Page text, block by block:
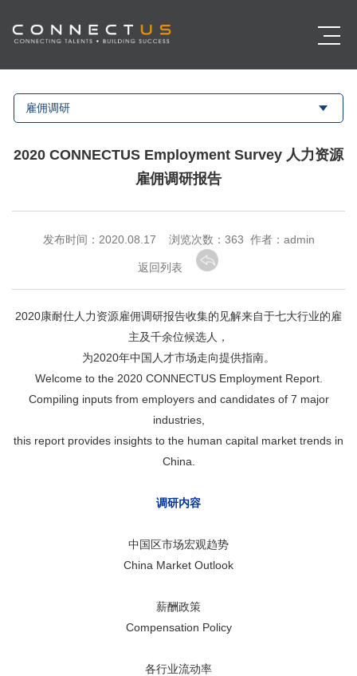
雇佣调研
2020 CONNECTUS Employment Survey 人力资源
雇佣调研报告
发布时间：2020.08.17 浏览次数： 363 作者：admin
返回列表
2020康耐仕人力资源雇佣调研报告收集的见解来自于七大行业的雇
主及千余位候选人，
为2020年中国人才市场走向提供指南。
Welcome to the 2020 CONNECTUS Employment Report.
Compiling inputs from employers and candidates of 7 major
industries,
this report provides insights to the human capital market trends in
China.
调研内容
中国区市场宏观趋势
China Market Outlook
薪酬政策
Compensation Policy
各行业流动率